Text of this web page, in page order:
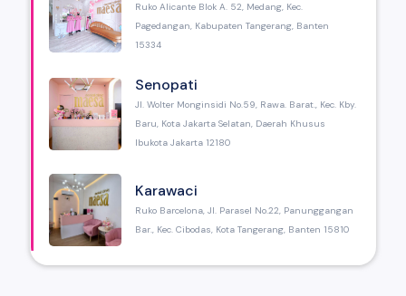
Ruko Alicante Blok A. 52, Medang, Kec.
Pagedangan, Kabupaten Tangerang, Banten
15334
Senopati
Jl. Wolter Monginsidi No.59, Rawa. Barat., Kec. Kby.
Baru, Kota Jakarta Selatan, Daerah Khusus
Ibukota Jakarta 12180
Karawaci
Ruko Barcelona, Jl. Parasel No.22, Panunggangan
Bar., Kec. Cibodas, Kota Tangerang, Banten 15810